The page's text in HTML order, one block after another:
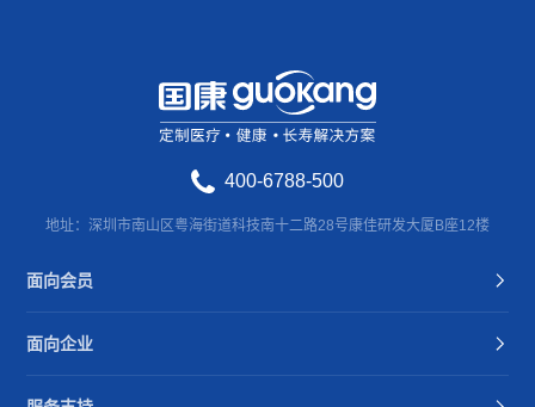
400-6788-500
地址：深圳市南山区粤海街道科技南十二路28号康佳研发大厦B座12楼
面向会员
面向企业